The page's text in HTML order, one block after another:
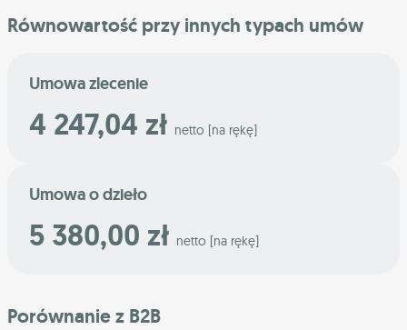
Równowartość przy innych typach umów
Umowa zlecenie
4 247,04 zł netto [na rękę]
Umowa o dzieło
5 380,00 zł netto [na rękę]
Porównanie z B2B